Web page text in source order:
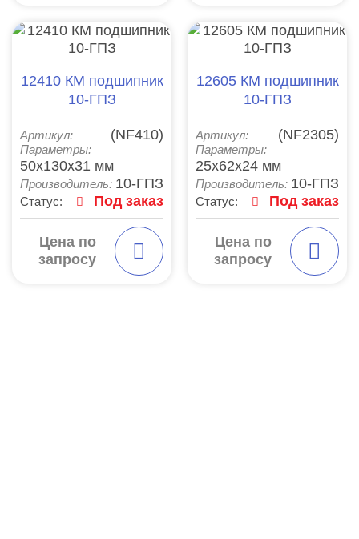
12410 КМ подшипник
10-ГПЗ
Артикул: (NF410)
Параметры:
50x130x31 мм
Производитель: 10-ГПЗ
Статус: Под заказ
Цена по
запросу
12605 КМ подшипник
10-ГПЗ
Артикул: (NF2305)
Параметры:
25x62x24 мм
Производитель: 10-ГПЗ
Статус: Под заказ
Цена по
запросу